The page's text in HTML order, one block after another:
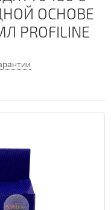
ОСНОВЕ
PROFILINE